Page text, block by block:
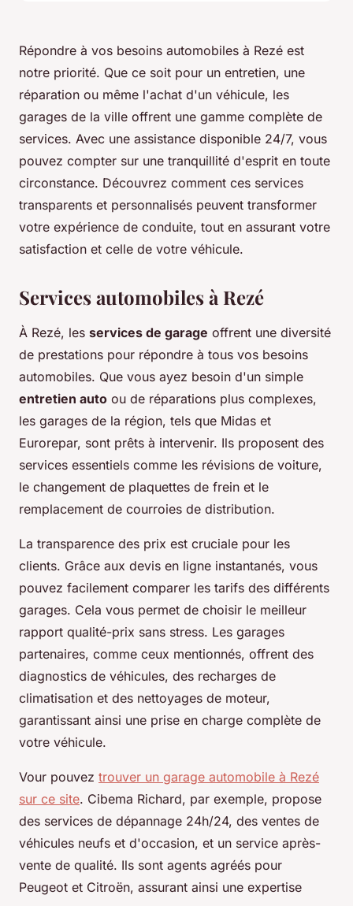
Répondre à vos besoins automobiles à Rezé est
notre priorité. Que ce soit pour un entretien, une
réparation ou même l'achat d'un véhicule, les
garages de la ville offrent une gamme complète de
services. Avec une assistance disponible 24/7, vous
pouvez compter sur une tranquillité d'esprit en toute
circonstance. Découvrez comment ces services
transparents et personnalisés peuvent transformer
votre expérience de conduite, tout en assurant votre
satisfaction et celle de votre véhicule.
Services automobiles à Rezé
À Rezé, les services de garage offrent une diversité
de prestations pour répondre à tous vos besoins
automobiles. Que vous ayez besoin d'un simple
entretien auto ou de réparations plus complexes,
les garages de la région, tels que Midas et
Eurorepar, sont prêts à intervenir. Ils proposent des
services essentiels comme les révisions de voiture,
le changement de plaquettes de frein et le
remplacement de courroies de distribution.
La transparence des prix est cruciale pour les
clients. Grâce aux devis en ligne instantanés, vous
pouvez facilement comparer les tarifs des différents
garages. Cela vous permet de choisir le meilleur
rapport qualité-prix sans stress. Les garages
partenaires, comme ceux mentionnés, offrent des
diagnostics de véhicules, des recharges de
climatisation et des nettoyages de moteur,
garantissant ainsi une prise en charge complète de
votre véhicule.
Vour pouvez trouver un garage automobile à Rezé
sur ce site. Cibema Richard, par exemple, propose
des services de dépannage 24h/24, des ventes de
véhicules neufs et d'occasion, et un service après-
vente de qualité. Ils sont agents agréés pour
Peugeot et Citroën, assurant ainsi une expertise